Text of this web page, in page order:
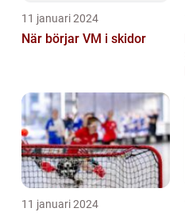
11 januari 2024
När börjar VM i skidor
11 januari 2024